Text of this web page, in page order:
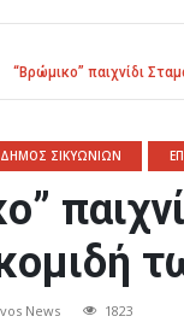
“Βρώμικο” παιχνίδι
ΔΗΜΟΣ ΣΙΚΥΩΝΙΩΝ
News 1823